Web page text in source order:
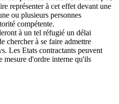
représenter à cet effet devant une
ou plusieurs personnes
compétente.
à un tel réfugié un délai
chercher à se faire admettre
Les Etats contractants peuvent
mesure d'ordre interne qu'ils